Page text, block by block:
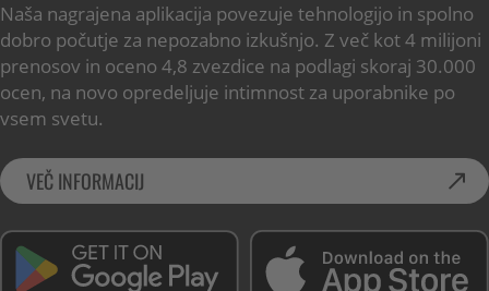
Naša nagrajena aplikacija povezuje tehnologijo in spolno
dobro počutje za nepozabno izkušnjo. Z več kot 4 milijoni
prenosov in oceno 4,8 zvezdice na podlagi skoraj 30.000
ocen, na novo opredeljuje intimnost za uporabnike po
vsem svetu.
VEČ INFORMACIJ